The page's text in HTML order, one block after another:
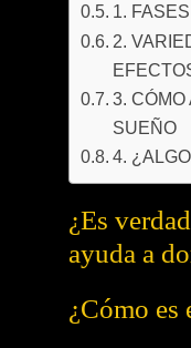
1.
2.
3. CÓMO
SUEÑO
4.
¿Es
ayuda a
¿Cómo es